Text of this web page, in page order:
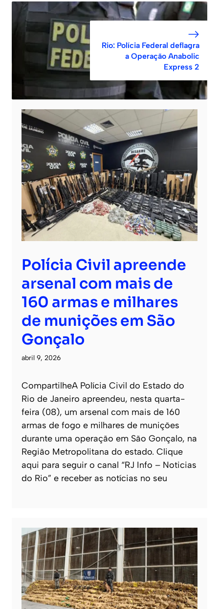
Rio: Polícia Federal deflagra
a Operação Anabolic
Express 2
Polícia Civil apreende
arsenal com mais de
160 armas e milhares
de munições em São
Gonçalo
abril 9, 2026
CompartilheA Polícia Civil do Estado do
Rio de Janeiro apreendeu, nesta quarta-
feira (08), um arsenal com mais de 160
armas de fogo e milhares de munições
durante uma operação em São Gonçalo, na
Região Metropolitana do estado. Clique
aqui para seguir o canal “RJ Info – Noticias
do Rio” e receber as notícias no seu